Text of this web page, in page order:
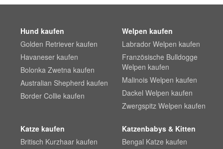
Hund kaufen
Golden Retriever kaufen
Havaneser kaufen
Bolonka Zwetna kaufen
Australian Shepherd kaufen
Border Collie kaufen
Welpen kaufen
Labrador Welpen kaufen
Französische Bulldogge
Welpen kaufen
Malinois Welpen kaufen
Dackel Welpen kaufen
Zwergspitz Welpen kaufen
Katze kaufen
Britisch Kurzhaar kaufen
Katzenbabys & Kitten
Bengal Katze kaufen